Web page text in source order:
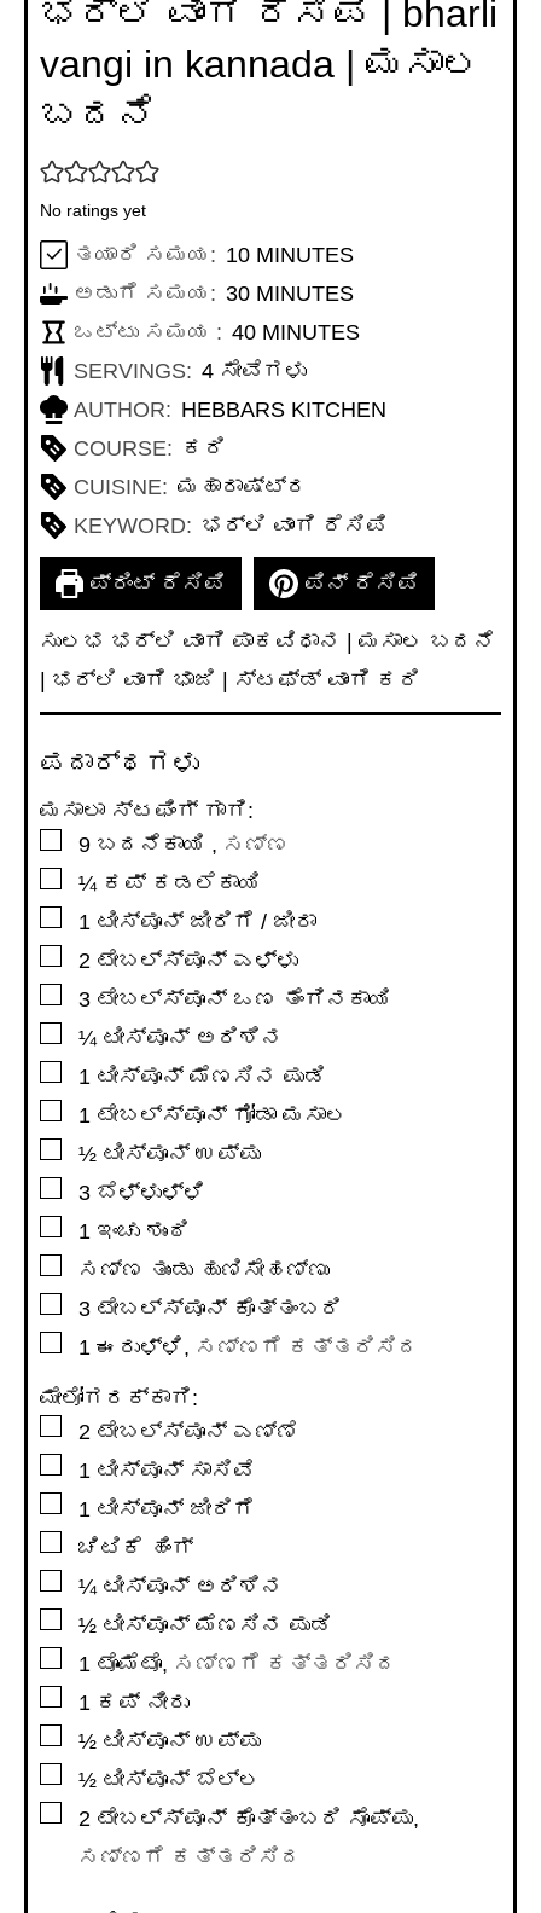
ಭರ್ಲಿ ವಾಂಗಿ ರೆಸಿಪಿ | bharli
vangi in kannada | ಮಸಾಲ
ಬದನೆ
No ratings yet
ತಯಾರಿ ಸಮಯ: 10MINUTES
MINUTES
ಅಡುಗೆ ಸಮಯ: 30MINUTES
MINUTES
ಒಟ್ಟು ಸಮಯ : 40MINUTES
MINUTES
SERVINGS: 4 ಸೇವೆಗಳು
AUTHOR: HEBBARS KITCHEN
COURSE: ಕರಿ
CUISINE: ಮಹಾರಾಷ್ಟ್ರ
KEYWORD: ಭರ್ಲಿ ವಾಂಗಿ ರೆಸಿಪಿ
ಪ್ರಿಂಟ್ ರೆಸಿಪಿ ಪಿನ್ ರೆಸಿಪಿ
ಸುಲಭ ಭರ್ಲಿ ವಾಂಗಿ ಪಾಕವಿಧಾನ | ಮಸಾಲ ಬದನೆ
| ಭರ್ಲಿ ವಾಂಗಿ ಭಾಜಿ | ಸ್ಟಫ್ಡ್ ವಾಂಗಿ ಕರಿ
ಪದಾರ್ಥಗಳು
ಮಸಾಲಾ ಸ್ಟಫಿಂಗ್ ಗಾಗಿ:
▢9 ಬದನೆಕಾಯಿ , ಸಣ್ಣ
▢¼ ಕಪ್ ಕಡಲೆಕಾಯಿ
▢1 ಟೀಸ್ಪೂನ್ ಜೀರಿಗೆ / ಜೀರಾ
▢2 ಟೇಬಲ್ಸ್ಪೂನ್ ಎಳ್ಳು
▢3 ಟೇಬಲ್ಸ್ಪೂನ್ ಒಣ ತೆಂಗಿನಕಾಯಿ
▢¼ ಟೀಸ್ಪೂನ್ ಅರಿಶಿನ
▢1 ಟೀಸ್ಪೂನ್ ಮೆಣಸಿನ ಪುಡಿ
▢1 ಟೇಬಲ್ಸ್ಪೂನ್ ಗೋಡಾ ಮಸಾಲ
▢½ ಟೀಸ್ಪೂನ್ ಉಪ್ಪು
▢3 ಬೆಳ್ಳುಳ್ಳಿ
▢1 ಇಂಚು ಶುಂಠಿ
ಸಣ್ಣ ತುಂಡು ಹುಣಿಸೇಹಣ್ಣು
▢3 ಟೇಬಲ್ಸ್ಪೂನ್ ಕೊತ್ತಂಬರಿ
▢1 ಈರುಳ್ಳಿ, ಸಣ್ಣಗೆ ಕತ್ತರಿಸಿದ
ಮೇಲೋಗರಕ್ಕಾಗಿ:
▢2 ಟೇಬಲ್ಸ್ಪೂನ್ ಎಣ್ಣೆ
▢1 ಟೀಸ್ಪೂನ್ ಸಾಸಿವೆ
▢1 ಟೀಸ್ಪೂನ್ ಜೀರಿಗೆ
▢ಚಿಟಿಕೆ ಹಿಂಗ್
▢¼ ಟೀಸ್ಪೂನ್ ಅರಿಶಿನ
▢½ ಟೀಸ್ಪೂನ್ ಮೆಣಸಿನ ಪುಡಿ
▢1 ಟೊಮೆಟೊ, ಸಣ್ಣಗೆ ಕತ್ತರಿಸಿದ
▢1 ಕಪ್ ನೀರು
▢½ ಟೀಸ್ಪೂನ್ ಉಪ್ಪು
▢½ ಟೀಸ್ಪೂನ್ ಬೆಲ್ಲ
▢2 ಟೇಬಲ್ಸ್ಪೂನ್ ಕೊತ್ತಂಬರಿ ಸೊಪ್ಪು,
ಸಣ್ಣಗೆ ಕತ್ತರಿಸಿದ